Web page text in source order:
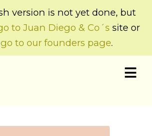
version is not yet done, but
to Juan Diego & Co´s site or
to our founders page.